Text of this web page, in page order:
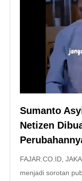
Sumanto
Netizen
FAJAR.CO.ID,
menjadi sorotan